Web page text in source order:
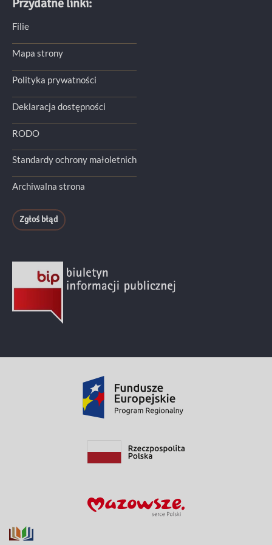
Przydatne linki:
Filie
Mapa strony
Polityka prywatności
Deklaracja dostępności
RODO
Standardy ochrony małoletnich
Archiwalna strona
Zgłoś błąd